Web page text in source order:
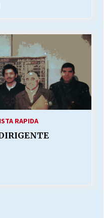
Our Souls (Salvar
RAPIDA